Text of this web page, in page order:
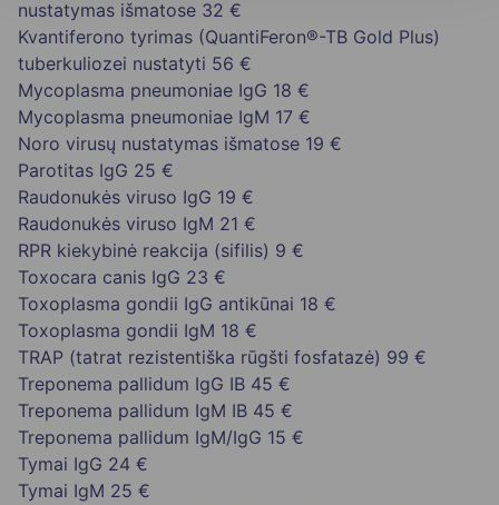
nustatymas išmatose 32 €
Kvantiferono tyrimas (QuantiFeron®-TB Gold Plus)
tuberkuliozei nustatyti 56 €
Mycoplasma pneumoniae IgG 18 €
Mycoplasma pneumoniae IgM 17 €
Noro virusų nustatymas išmatose 19 €
Parotitas IgG 25 €
Raudonukės viruso IgG 19 €
Raudonukės viruso IgM 21 €
RPR kiekybinė reakcija (sifilis) 9 €
Toxocara canis IgG 23 €
Toxoplasma gondii IgG antikūnai 18 €
Toxoplasma gondii IgM 18 €
TRAP (tatrat rezistentiška rūgšti fosfatazė) 99 €
Treponema pallidum IgG IB 45 €
Treponema pallidum IgM IB 45 €
Treponema pallidum IgM/IgG 15 €
Tymai IgG 24 €
Tymai IgM 25 €